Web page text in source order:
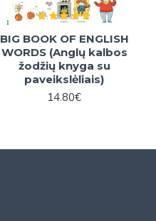
BIG BOOK OF ENGLISH
WORDS (Anglų kalbos
žodžių knyga su
paveikslėliais)
14.80€